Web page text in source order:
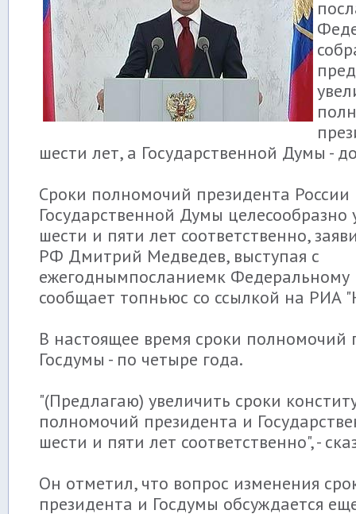
шести лет, а Государственной Думы -
Сроки полномочий президента России
Государственной Думы целесообразно
шести и пяти лет соответственно,
РФ Дмитрий Медведев, выступая с
ежегоднымпосланиемк Федеральному
сообщает топньюс со ссылкой на РИА
В настоящее время сроки полномочий
Госдумы - по четыре года.
"(Предлагаю) увеличить сроки
полномочий президента и
шести и пяти лет соответственно", -
Он отметил, что вопрос изменения
президента и Госдумы обсуждается